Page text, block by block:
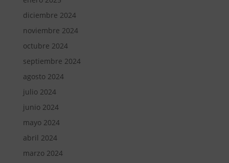
diciembre 2024
noviembre 2024
octubre 2024
septiembre 2024
agosto 2024
julio 2024
junio 2024
mayo 2024
abril 2024
marzo 2024